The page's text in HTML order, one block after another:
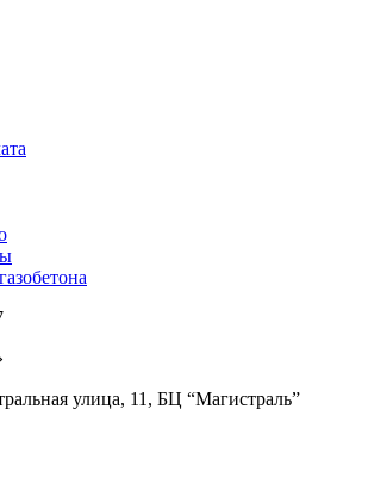
улица, 11, ​БЦ “Магистраль”